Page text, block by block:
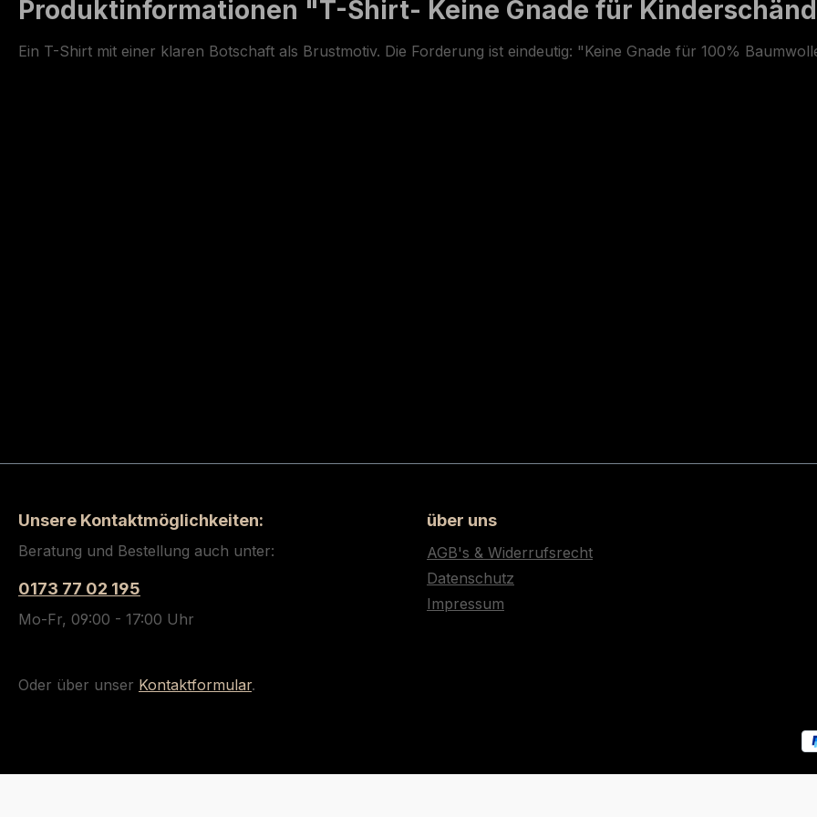
Produktinformationen "T-Shirt- Keine Gnade für
Ein T-Shirt mit einer klaren Botschaft als Brustmotiv. Die Forderung ist eindeutig: "Keine Gnade für 100%
Unsere Kontaktmöglichkeiten:
Beratung und Bestellung auch unter:
0173 77 02 195
Mo-Fr, 09:00 - 17:00 Uhr
Oder über unser Kontaktformular.
über uns
AGB's & Widerrufsrecht
Datenschutz
Impressum